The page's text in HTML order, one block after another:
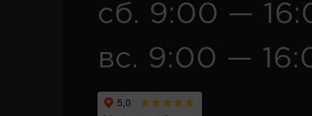
сб. 9:00 —
вс. 9:00 —